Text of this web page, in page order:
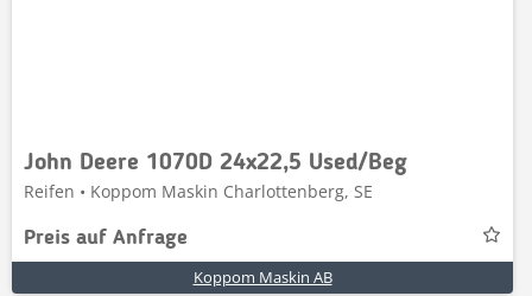
John Deere 1070D 24x22,5 Used/Beg
Reifen • Koppom Maskin Charlottenberg, SE
Preis auf Anfrage
Koppom Maskin AB